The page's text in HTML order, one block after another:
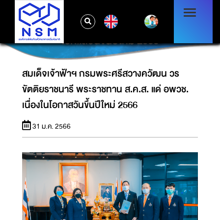
สมเด็จเจ้าฟ้าฯ กรมพระศรีสวางควัฒน วรขัตติย
ราชนารี พระราชทาน ส.ค.ส. แด่ อพวช. เนื่องใน
โอกาสวันขึ้นปีใหม่ 2566
สมเด็จเจ้าฟ้าฯ กรมพระศรีสวางควัฒน วร
ขัตติยราชนารี พระราชทาน ส.ค.ส. แด่ อพวช.
เนื่องในโอกาสวันขึ้นปีใหม่ 2566
31 ม.ค. 2566